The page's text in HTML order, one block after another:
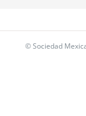
© Sociedad